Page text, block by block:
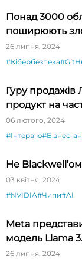
Понад 3000
поширюють
26 липня, 2024
#Кібербезпека
Гуру продажів
продукт на
будете вражені»
06 лютого, 2024
#Інтервʼю#Бізнес-
Не
03 квітня, 2024
#NVIDIA#Чипи#AI
Meta
модель Llama
26 липня, 2024